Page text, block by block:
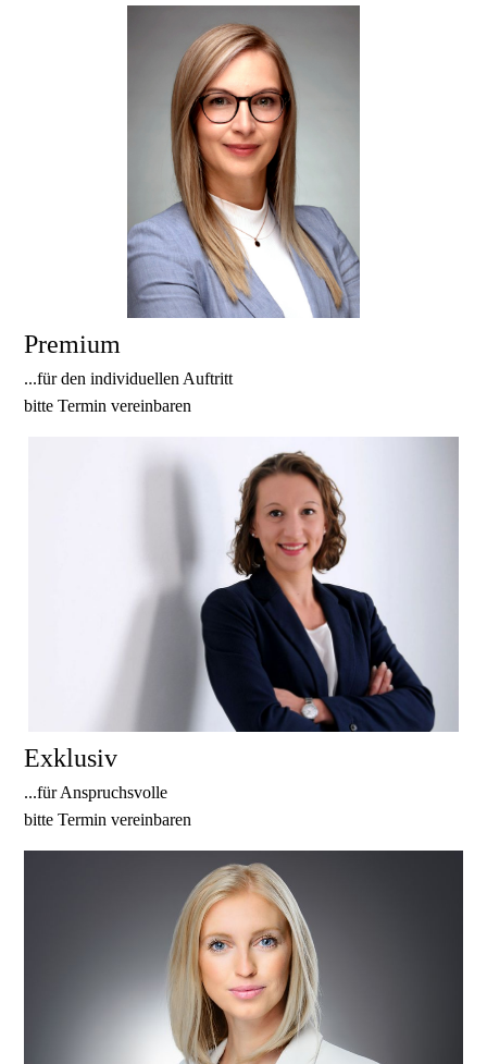
Premium
...für den individuellen Auftritt
bitte Termin vereinbaren
Exklusiv
...für Anspruchsvolle
bitte Termin vereinbaren